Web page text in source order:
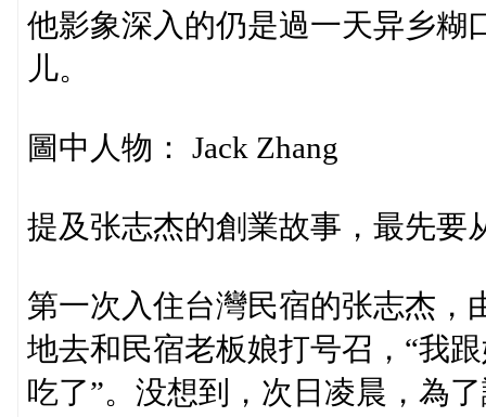
他影象深入的仍是過一天异乡糊
儿。
圖中人物： Jack Zhang
提及张志杰的創業故事，最先要
第一次入住台灣民宿的张志杰，
地去和民宿老板娘打号召，“我
吃了”。没想到，次日凌晨，為